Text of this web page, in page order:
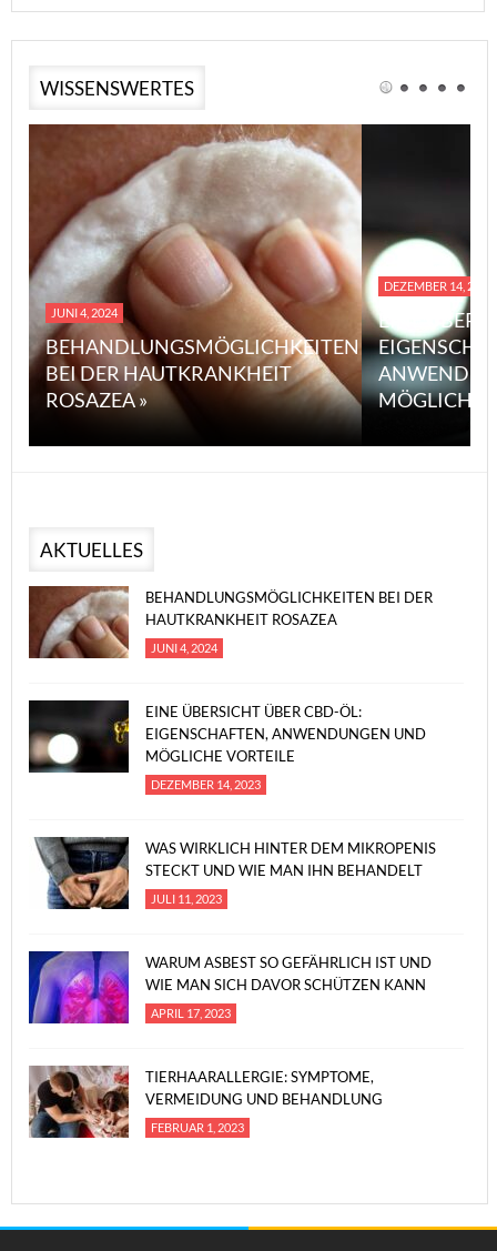
WISSENSWERTES
JUNI 4, 2024
BEHANDLUNGSMÖGLICHKEITEN
BEI DER HAUTKRANKHEIT
ROSAZEA »
DEZEMBER 14, 2023
EINE
MÖGLICHE
AKTUELLES
BEHANDLUNGSMÖGLICHKEITEN BEI DER
HAUTKRANKHEIT ROSAZEA
JUNI 4, 2024
EINE ÜBERSICHT ÜBER CBD-ÖL:
EIGENSCHAFTEN, ANWENDUNGEN UND
MÖGLICHE VORTEILE
DEZEMBER 14, 2023
WAS WIRKLICH HINTER DEM MIKROPENIS
STECKT UND WIE MAN IHN BEHANDELT
JULI 11, 2023
WARUM ASBEST SO GEFÄHRLICH IST UND
WIE MAN SICH DAVOR SCHÜTZEN KANN
APRIL 17, 2023
TIERHAARALLERGIE: SYMPTOME,
VERMEIDUNG UND BEHANDLUNG
FEBRUAR 1, 2023